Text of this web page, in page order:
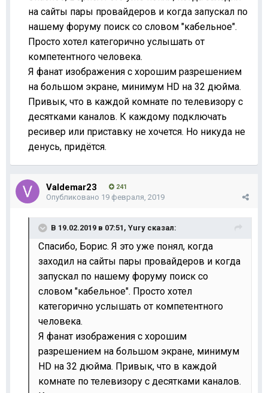
на сайты пары провайдеров и когда запускал по
нашему форуму поиск со словом "кабельное".
Просто хотел категорично услышать от
компетентного человека.
Я фанат изображения с хорошим разрешением
на большом экране, минимум HD на 32 дюйма.
Привык, что в каждой комнате по телевизору с
десятками каналов. К каждому подключать
ресивер или приставку не хочется. Но никуда не
денусь, придётся.
Valdemar23 241
Опубликовано 19 февраля, 2019
В 19.02.2019 в 07:51, Yury сказал:
Спасибо, Борис. Я это уже понял, когда
заходил на сайты пары провайдеров и когда
запускал по нашему форуму поиск со
словом "кабельное". Просто хотел
категорично услышать от компетентного
человека.
Я фанат изображения с хорошим
разрешением на большом экране, минимум
HD на 32 дюйма. Привык, что в каждой
комнате по телевизору с десятками каналов.